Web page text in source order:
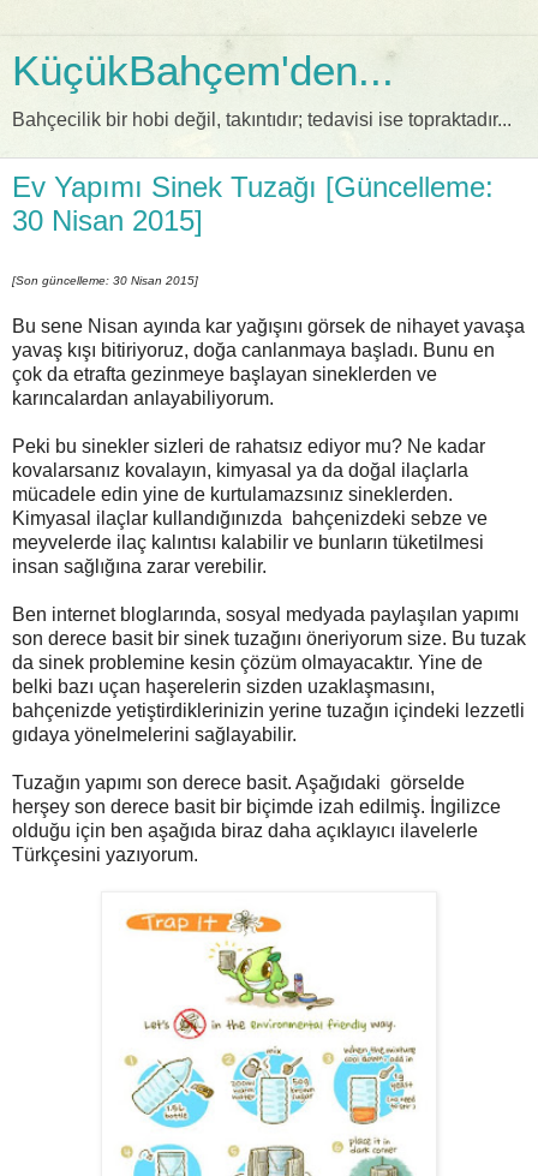
KüçükBahçem'den...
Bahçecilik bir hobi değil, takıntıdır; tedavisi ise topraktadır...
Ev Yapımı Sinek Tuzağı [Güncelleme:
30 Nisan 2015]
[Son güncelleme: 30 Nisan 2015]
Bu sene Nisan ayında kar yağışını görsek de nihayet yavaşa
yavaş kışı bitiriyoruz, doğa canlanmaya başladı. Bunu en
çok da etrafta gezinmeye başlayan sineklerden ve
karıncalardan anlayabiliyorum.
Peki bu sinekler sizleri de rahatsız ediyor mu? Ne kadar
kovalarsanız kovalayın, kimyasal ya da doğal ilaçlarla
mücadele edin yine de kurtulamazsınız sineklerden.
Kimyasal ilaçlar kullandığınızda bahçenizdeki sebze ve
meyvelerde ilaç kalıntısı kalabilir ve bunların tüketilmesi
insan sağlığına zarar verebilir.
Ben internet bloglarında, sosyal medyada paylaşılan yapımı
son derece basit bir sinek tuzağını öneriyorum size. Bu tuzak
da sinek problemine kesin çözüm olmayacaktır. Yine de
belki bazı uçan haşerelerin sizden uzaklaşmasını,
bahçenizde yetiştirdiklerinizin yerine tuzağın içindeki lezzetli
gıdaya yönelmelerini sağlayabilir.
Tuzağın yapımı son derece basit. Aşağıdaki görselde
herşey son derece basit bir biçimde izah edilmiş. İngilizce
olduğu için ben aşağıda biraz daha açıklayıcı ilavelerle
Türkçesini yazıyorum.